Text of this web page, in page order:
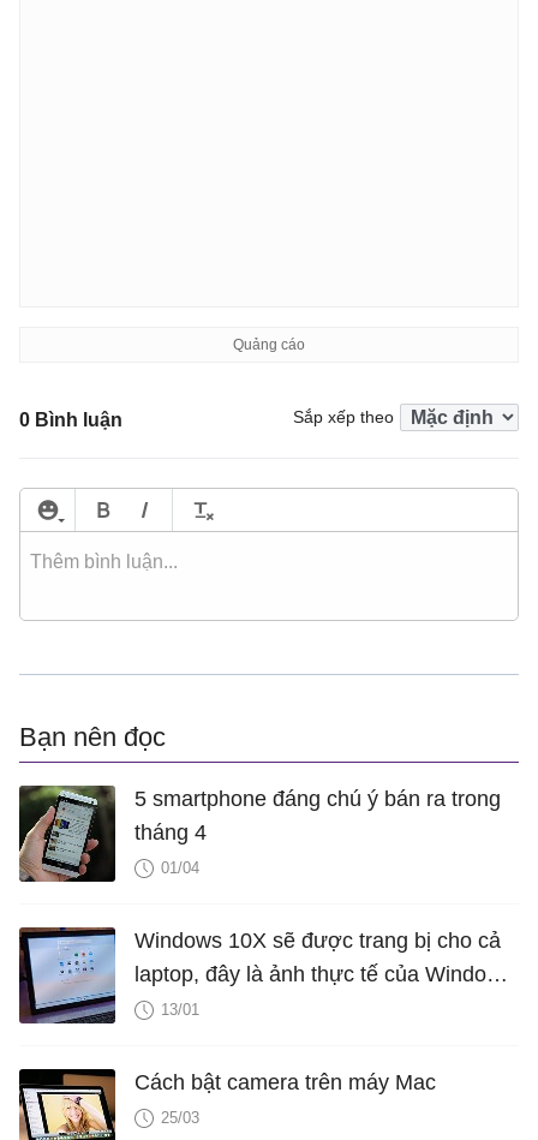
0 Bình luận Sắp xếp theo
Bạn nên đọc
5 smartphone đáng chú ý bán ra trong
tháng 4
01/04
Windows 10X sẽ được trang bị cho cả
laptop, đây là ảnh thực tế của Windows
10X trên chiếc ThinkPad X1 Fold
13/01
Cách bật camera trên máy Mac
25/03